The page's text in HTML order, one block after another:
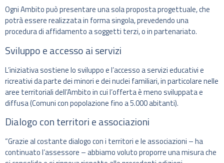
Ogni Ambito può presentare una sola proposta progettuale, che
potrà essere realizzata in forma singola, prevedendo una
procedura di affidamento a soggetti terzi, o in partenariato.
Sviluppo e accesso ai servizi
L’iniziativa sostiene lo sviluppo e l’accesso a servizi educativi e
ricreativi da parte dei minori e dei nuclei familiari, in particolare nelle
aree territoriali dell’Ambito in cui l’offerta è meno sviluppata e
diffusa (Comuni con popolazione fino a 5.000 abitanti).
Dialogo con territori e associazioni
“Grazie al costante dialogo con i territori e le associazioni – ha
continuato l’assessore – abbiamo voluto proporre una misura che